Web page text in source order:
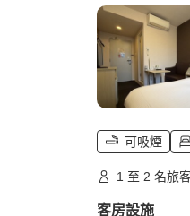
可吸煙
1 至 2 名旅
客房設施